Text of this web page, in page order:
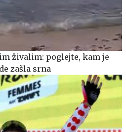
živalim: poglejte, kam je
zašla srna